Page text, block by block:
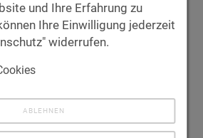
und Ihre Erfahrung zu
Ihre Einwilligung jederzeit
widerrufen.
ABLEHNEN